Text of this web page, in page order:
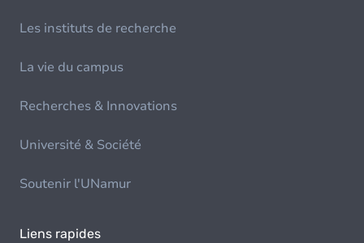
Les instituts de recherche
La vie du campus
Recherches & Innovations
Université & Société
Soutenir l'UNamur
Liens rapides